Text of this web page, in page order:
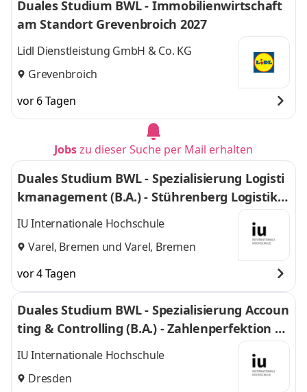
Duales Studium BWL - Immobilienwirtschaft
am Standort Grevenbroich 2027
Lidl Dienstleistung GmbH & Co. KG
Grevenbroich
vor 6 Tagen
Jobszu dieser Suche per Mail erhalten
Duales Studium BWL - Spezialisierung Logisti
kmanagement (B.A.) - Stührenberg Logistik G
mbH
IU Internationale Hochschule
Varel, Bremen und Varel, Bremen
vor 4 Tagen
Duales Studium BWL - Spezialisierung Accoun
ting & Controlling (B.A.) - Zahlenperfektion G
mbH
IU Internationale Hochschule
Dresden